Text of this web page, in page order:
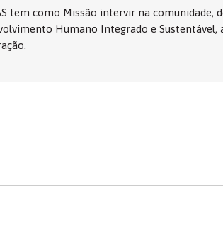
tem como Missão intervir na comunidade,
Humano Integrado e